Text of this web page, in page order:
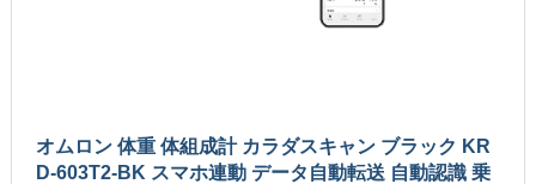
オムロン 体重 体組成計 カラダスキャン ブラック KR
D-603T2-BK スマホ連動 データ自動転送 自動認識 乗